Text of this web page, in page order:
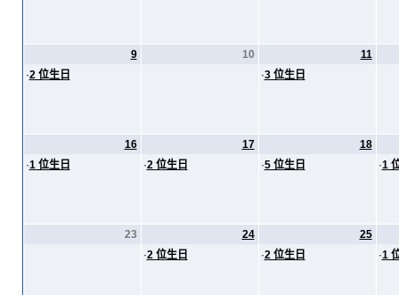
9
·2 位生日
10
11
·3 位生日
16
·1 位生日
17
·2 位生日
18
·5 位生日 ·1
23
24
·2 位生日
25
·2 位生日 ·1